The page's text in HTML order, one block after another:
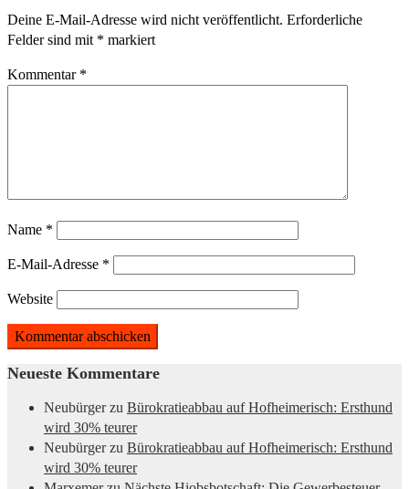
Deine E-Mail-Adresse wird nicht veröffentlicht. Erforderliche
Felder sind mit * markiert
Kommentar *
Name *
E-Mail-Adresse *
Website
Neueste Kommentare
Neubürgerzu Bürokratieabbau auf Hofheimerisch: Ersthund
wird 30% teurer
Neubürgerzu Bürokratieabbau auf Hofheimerisch: Ersthund
wird 30% teurer